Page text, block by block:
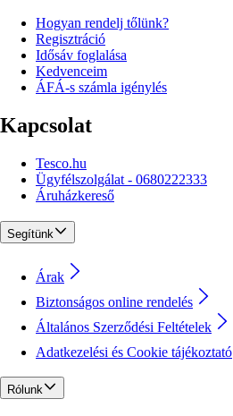
Hogyan rendelj tőlünk?
Regisztráció
Idősáv foglalása
Kedvenceim
ÁFÁ-s számla igénylés
Kapcsolat
Tesco.hu
Ügyfélszolgálat - 0680222333
Áruházkereső
Segítünk
Árak
Biztonságos online rendelés
Általános Szerződési Feltételek
Adatkezelési és Cookie tájékoztató
Rólunk